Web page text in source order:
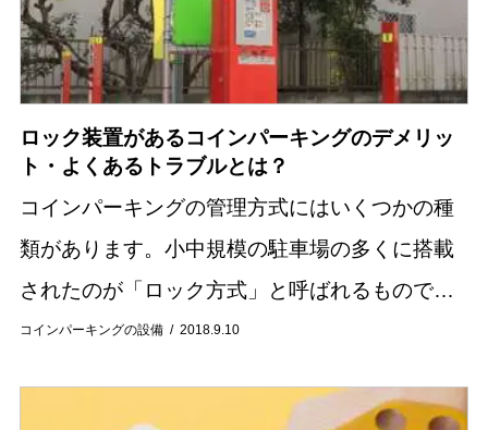
コインパーキングの設備 2018.9.10
ロック装置があるコインパーキングのデメリッ
ト・よくあるトラブルとは？
コインパーキングの管理方式にはいくつかの種
類があります。小中規模の駐車場の多くに搭載
されたのが「ロック方式」と呼ばれるもので
す。今回はロック装置があるコインパーキング